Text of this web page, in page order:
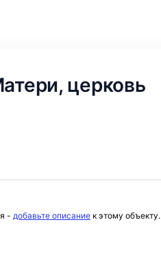
церковь
- добавьте описание к этому объекту.